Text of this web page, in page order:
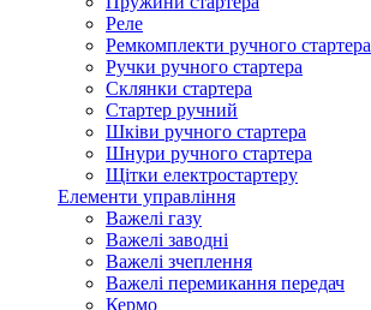
Реле
Ремкомплекти ручного стартера
Ручки ручного стартера
Склянки стартера
Стартер ручний
Шківи ручного стартера
Шнури ручного стартера
Щітки електростартеру
Елементи управління
Важелі газу
Важелі заводні
Важелі зчеплення
Важелі перемикання передач
Кермо